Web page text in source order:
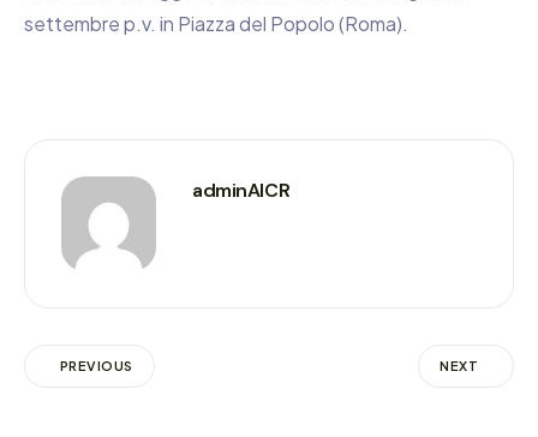
settembre p.v. in Piazza del Popolo (Roma).
adminAICR
PREVIOUS NEXT